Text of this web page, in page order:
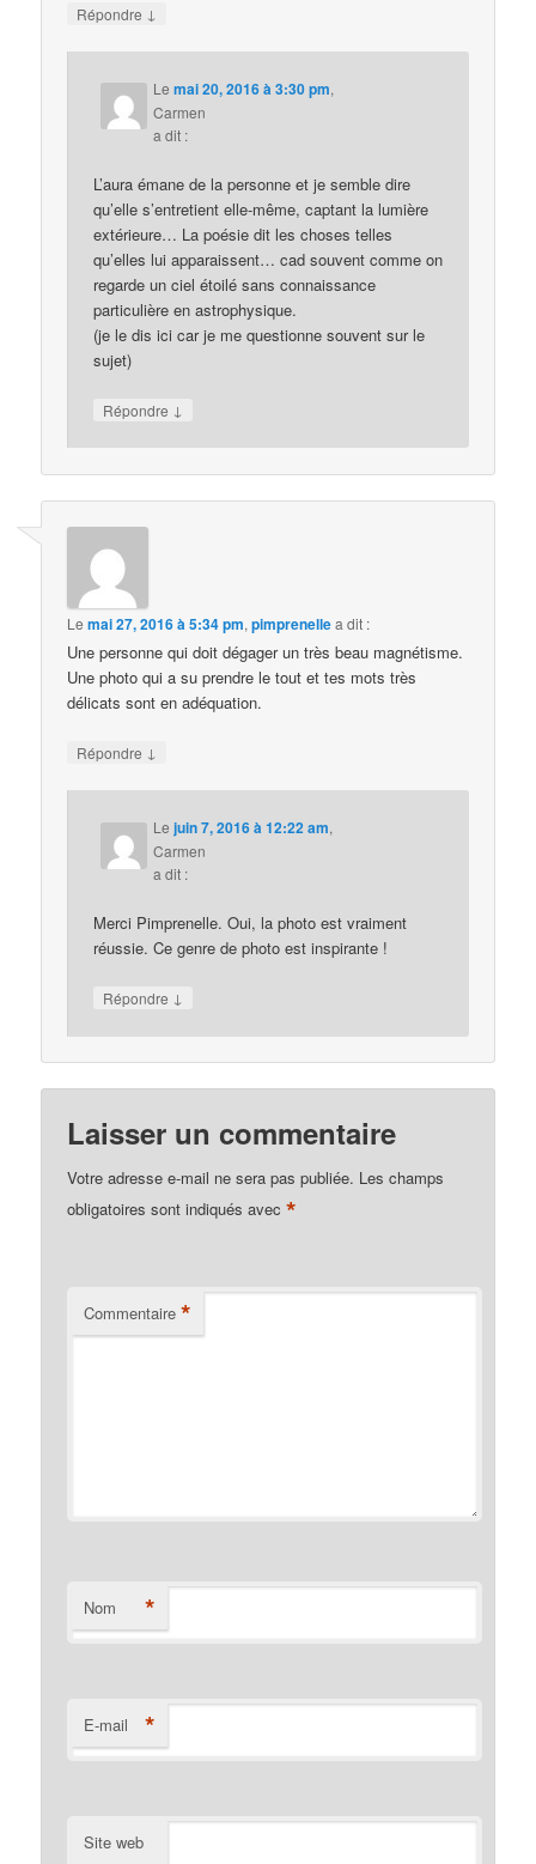
Répondre ↓
Lemai 20, 2016 à 3:30 pm,
Carmen
a dit :
L’aura émane de la personne et je semble dire
qu’elle s’entretient elle-même, captant la lumière
extérieure… La poésie dit les choses telles
qu’elles lui apparaissent… cad souvent comme on
regarde un ciel étoilé sans connaissance
particulière en astrophysique.
(je le dis ici car je me questionne souvent sur le
sujet)
Répondre ↓
Lemai 27, 2016 à 5:34 pm,pimprenellea dit :
Une personne qui doit dégager un très beau magnétisme.
Une photo qui a su prendre le tout et tes mots très
délicats sont en adéquation.
Répondre ↓
Lejuin 7, 2016 à 12:22 am,
Carmen
a dit :
Merci Pimprenelle. Oui, la photo est vraiment
réussie. Ce genre de photo est inspirante !
Répondre ↓
Laisser un commentaire
Votre adresse e-mail ne sera pas publiée. Les champs
obligatoires sont indiqués avec*
Commentaire *
Nom *
E-mail *
Site web